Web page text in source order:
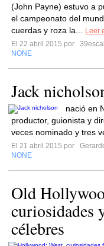
(John Payne) estuvo a
el campeonato del
cuerdas y roza la...
Leer
El 22 abril 2015 por
NONE
Jack
nació en
productor, guionista y
veces nominado y tres
El 21 abril 2015 por
NONE
Old
curiosidades
célebres